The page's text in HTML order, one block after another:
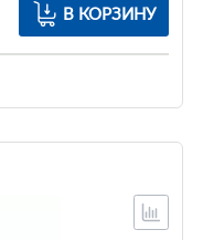
В КОРЗИНУ